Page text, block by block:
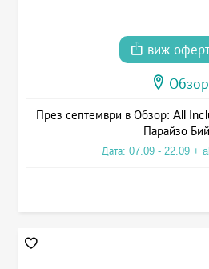
виж
Обзор
През септември в Обзор: All
Парайзо
Дата: 07.09 - 22.09 +